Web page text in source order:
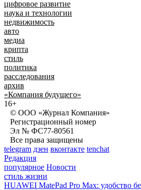
цифровое развитие
наука и технологии
недвижимость
авто
медиа
крипта
стиль
политика
расследования
архив
«Компания будущего»
16+
© ООО «Журнал Компания»
Регистрационный номер
Эл № ФС77-80561
Все права защищены
telegram дзен вконтакте tenchat
Редакция
популярное Новости
стиль жизни
HUAWEI MatePad Pro Max: удобство